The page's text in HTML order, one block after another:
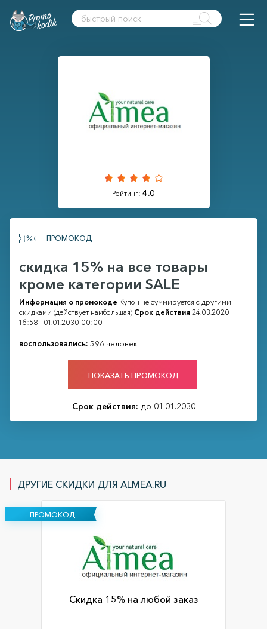
Рейтинг: 4.0
ПРОМОКОД
скидка 15% на все товары
кроме категории SALE
Информация о промокоде Купон не суммируется с другими
скидками (действует наибольшая) Срок действия 24.03.2020
16:58 - 01.01.2030 00:00
воспользовались: 596 человек
ПОКАЗАТЬ ПРОМОКОД
Срок действия: до 01.01.2030
ДРУГИЕ СКИДКИ ДЛЯ ALMEA.RU
ПРОМОКОД
Скидка 15% на любой заказ